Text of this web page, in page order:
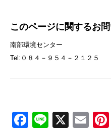
このページに関するお
南部環境センター
Tel:０８４－９５４－２１２５
Facebook
Line
X